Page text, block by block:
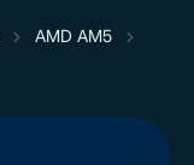
AMD AM5